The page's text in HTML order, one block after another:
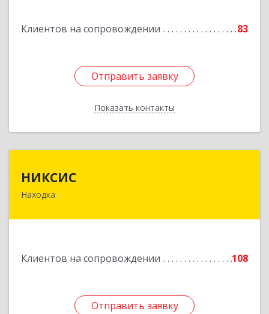
Клиентов на сопровождении 83
Отправить заявку
Показать контакты
Подробнее
Отправить заявку
Назад
НИКСИС
Находка
Клиентов на сопровождении 108
Отправить заявку
Отправить заявку